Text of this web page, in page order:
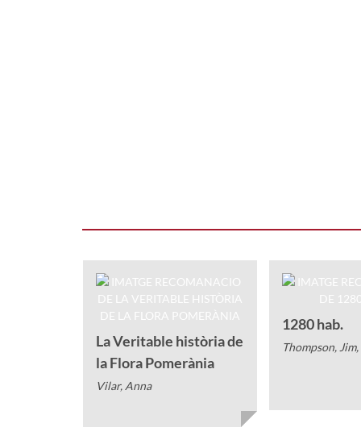
La Veritable història de
la Flora Pomerània
Vilar, Anna
1280 hab.
Thompson, Jim,